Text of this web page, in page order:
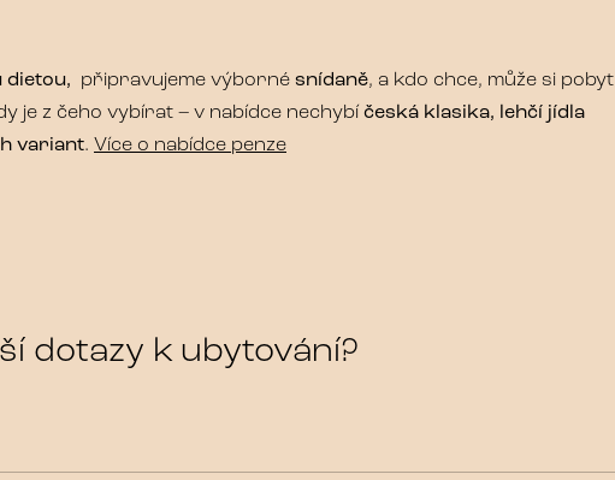
dietou, připravujeme výborné snídaně, a kdo chce, může si pobyt
je z čeho vybírat – v nabídce nechybí česká klasika, lehčí jídla
variant. Více o nabídce penze
dotazy k ubytování?